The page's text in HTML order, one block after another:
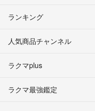
ランキング
人気商品チャンネル
ラクマplus
ラクマ最強鑑定